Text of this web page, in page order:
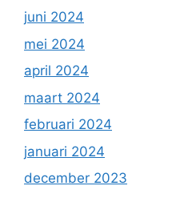
juni 2024
mei 2024
april 2024
maart 2024
februari 2024
januari 2024
december 2023